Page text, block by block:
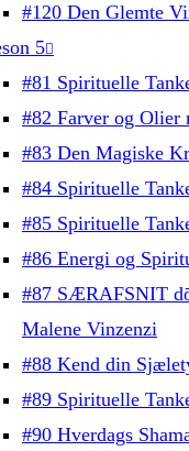
#120 Den Glemte
5
#81 Spirituelle
#82 Farver og Olier
#83 Den Magiske
#84 Spirituelle
#85 Spirituelle
#86 Energi og
#87 SÆRAFSNIT
Malene Vinzenzi
#88 Kend din
#89 Spirituelle
#90 Hverdags